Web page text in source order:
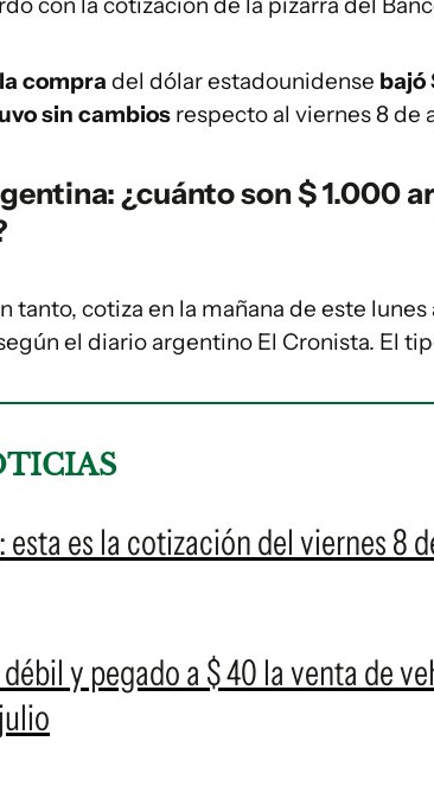
la compra del dólar estadounidense bajó
sin cambios respecto al viernes 8 de
¿cuánto son $ 1.000
tanto, cotiza en la mañana de este lunes
el diario argentino El Cronista. El
esta es la cotización del viernes 8
y pegado a $ 40 la venta de